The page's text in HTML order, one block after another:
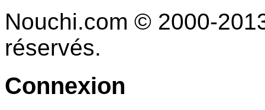
Nouchi.com © 2000-
réservés.
Connexion